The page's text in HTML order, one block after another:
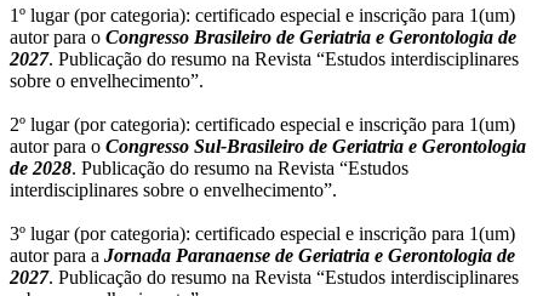
1º lugar (por categoria): certificado especial e inscrição para 1(um)
autor para o Congresso Brasileiro de Geriatria e Gerontologia de
2027. Publicação do resumo na Revista “Estudos interdisciplinares
sobre o envelhecimento”.
2º lugar (por categoria): certificado especial e inscrição para 1(um)
autor para o Congresso Sul-Brasileiro de Geriatria e Gerontologia
de 2028. Publicação do resumo na Revista “Estudos
interdisciplinares sobre o envelhecimento”.
3º lugar (por categoria): certificado especial e inscrição para 1(um)
autor para a Jornada Paranaense de Geriatria e Gerontologia de
2027. Publicação do resumo na Revista “Estudos interdisciplinares